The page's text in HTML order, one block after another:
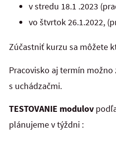
v stredu 18.1 .2023
vo štvrtok 26.1.2022,
Zúčastniť kurzu sa môžete
Pracovisko aj termín
s uchádzačmi.
TESTOVANIE modulov
plánujeme v týždni :